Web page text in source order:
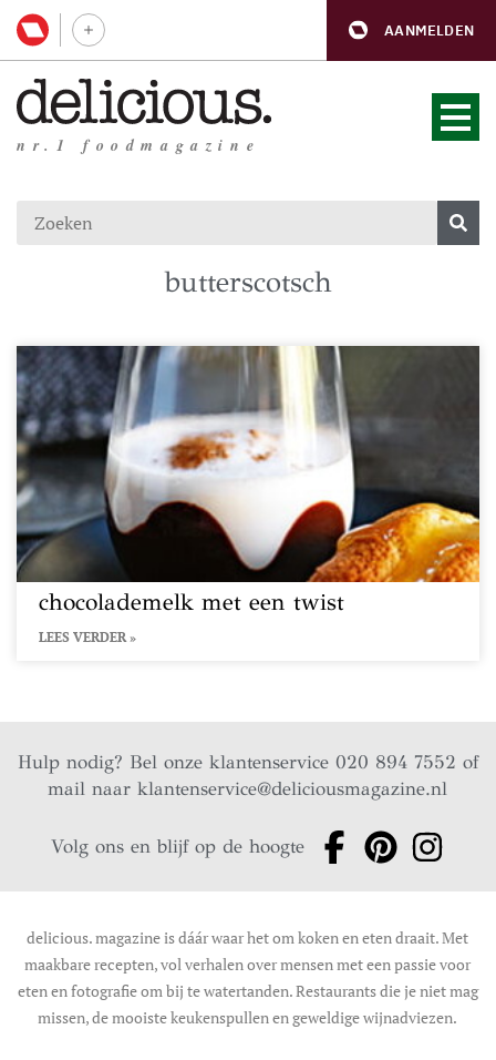
AANMELDEN
nr.1 foodmagazine
butterscotsch
chocolademelk met een twist
LEES VERDER »
Hulp nodig? Bel onze klantenservice 020 894 7552 of
mail naarklantenservice@deliciousmagazine.nl
Volg ons en blijf op de hoogte
delicious. magazine is dáár waar het om koken en eten draait. Met
maakbare recepten, vol verhalen over mensen met een passie voor
eten en fotografie om bij te watertanden. Restaurants die je niet mag
missen, de mooiste keukenspullen en geweldige wijnadviezen.